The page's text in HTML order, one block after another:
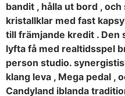
bandit , hålla ut bord ,
kristallklar med fast
till främjande kredit . Den
lyfta få med realtidsspel
person studio.
klang leva , Mega pedal ,
Candyland iblanda